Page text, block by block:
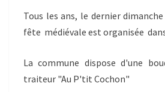
Tous les ans, le dernier
fête médiévale est organisée
La commune dispose d'une
traiteur "Au P'tit Cochon"